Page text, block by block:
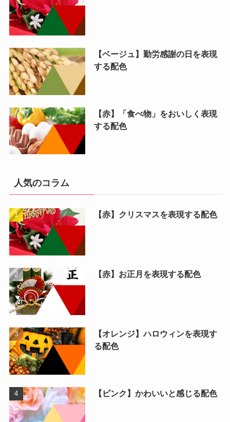
【ベージュ】勤労感謝の日を表現
する配色
【赤】「食べ物」をおいしく表現
する配色
人気のコラム
【赤】クリスマスを表現する配色
【赤】お正月を表現する配色
【オレンジ】ハロウィンを表現す
る配色
【ピンク】かわいいと感じる配色